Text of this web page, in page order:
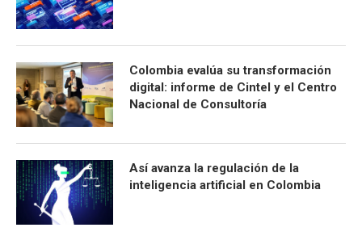
Colombia evalúa su transformación
digital: informe de Cintel y el Centro
Nacional de Consultoría
Así avanza la regulación de la
inteligencia artificial en Colombia